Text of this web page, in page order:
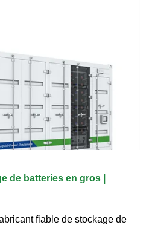
de batteries en gros |
fiable de stockage de